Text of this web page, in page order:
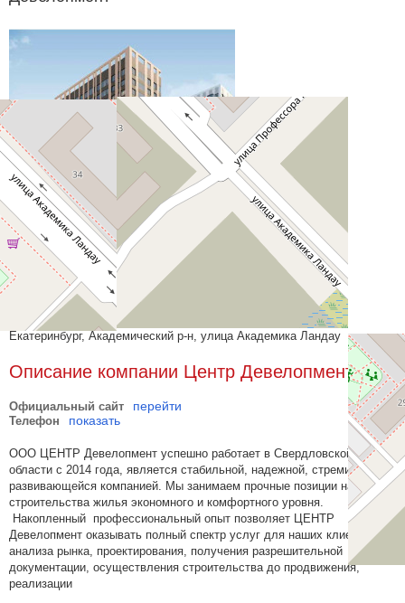
Пушкин
Сдан 4 квартал, 2024
Екатеринбург, Академический р-н, улица Академика Ландау
Описание компании Центр Девелопмент
Официальный сайт перейти
Телефон показать
ООО ЦЕНТР Девелопмент успешно работает в Свердловской
области с 2014 года, является стабильной, надежной, стремительно
развивающейся компанией. Мы занимаем прочные позиции на рынке
строительства жилья экономного и комфортного уровня.
Накопленный профессиональный опыт позволяет ЦЕНТР
Девелопмент оказывать полный спектр услуг для наших клиентов: от
анализа рынка, проектирования, получения разрешительной
документации, осуществления строительства до продвижения,
реализации